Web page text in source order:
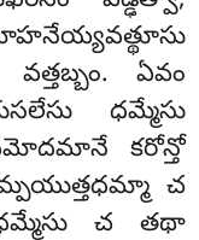
ఏవం
ధమ్మేసు
కరోన్తో
చ
చ తథా